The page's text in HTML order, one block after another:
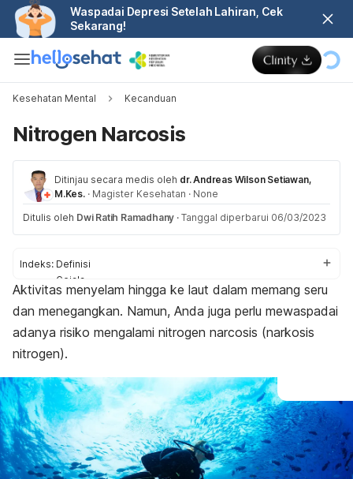
Waspadai Depresi Setelah Lahiran, Cek
Sekarang!
Kesehatan Mental Kecanduan
Nitrogen Narcosis
Ditinjau secara medis oleh dr. Andreas Wilson Setiawan,
M.Kes. · Magister Kesehatan · None
Ditulis oleh Dwi Ratih Ramadhany · Tanggal diperbarui 06/03/2023
Indeks: Definisi
Gejala
Penyebab
Faktor Risiko
Komplikasi
Pengobatan
Pencegahan
Aktivitas menyelam hingga ke laut dalam memang seru
dan menegangkan. Namun, Anda juga perlu mewaspadai
adanya risiko mengalami nitrogen narcosis (narkosis
nitrogen).